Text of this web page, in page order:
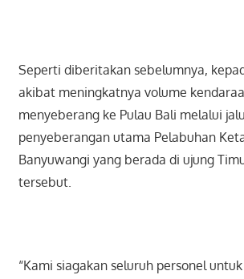
Seperti diberitakan sebelumnya,
akibat meningkatnya volume
menyeberang ke Pulau Bali melalui
penyeberangan utama Pelabuhan
Banyuwangi yang berada di ujung
tersebut.
“Kami siagakan seluruh personel